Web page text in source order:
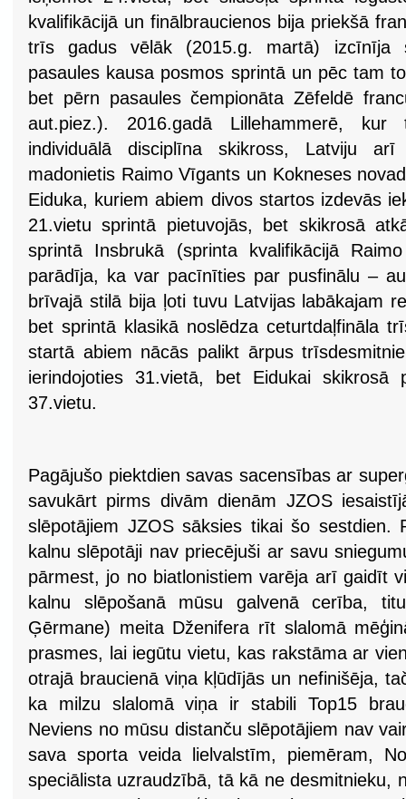
kvalifikācijā un finālbraucienos bija priekšā
trīs gadus vēlāk (2015.g. martā) izcīnīja
pasaules kausa posmos sprintā un pēc tam
bet pērn pasaules čempionāta Zēfeldē
aut.piez.). 2016.gadā Lillehammerē,
individuālā disciplīna skikross, Latviju
madonietis Raimo Vīgants un Kokneses
Eiduka, kuriem abiem divos startos izdevās
21.vietu sprintā pietuvojās, bet skikrosā
sprintā Insbrukā (sprinta kvalifikācijā
parādīja, ka var pacīnīties par pusfinālu –
brīvajā stilā bija ļoti tuvu Latvijas labākajam
bet sprintā klasikā noslēdza ceturtdaļfināla
startā abiem nācās palikt ārpus
ierindojoties 31.vietā, bet Eidukai skikrosā
37.vietu.
Pagājušo piektdien savas sacensības ar
savukārt pirms divām dienām JZOS
slēpotājiem JZOS sāksies tikai šo sestdien.
kalnu slēpotāji nav priecējuši ar savu
pārmest, jo no biatlonistiem varēja arī gaidīt
kalnu slēpošanā mūsu galvenā cerība,
Ģērmane) meita Dženifera rīt slalomā
prasmes, lai iegūtu vietu, kas rakstāma ar
otrajā braucienā viņa kļūdījās un nefinišēja,
ka milzu slalomā viņa ir stabili Top15
Neviens no mūsu distanču slēpotājiem nav
sava sporta veida lielvalstīm, piemēram,
speciālista uzraudzībā, tā kā ne desmitnieku,